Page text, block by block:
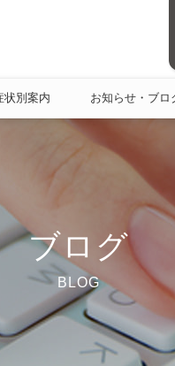
状別案内 お知らせ・ブロ
ブログ
BLOG